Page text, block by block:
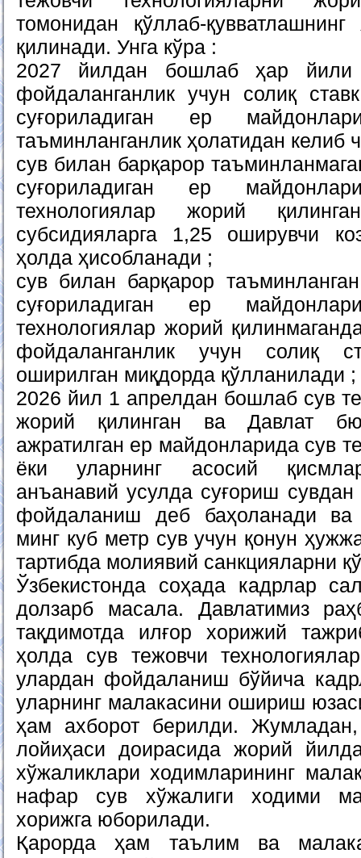
томонидан қўллаб-
қилинади. Унга кўра :
2027 йилдан бошлаб ҳар йили
фойдаланганлик учун солиқ
суғориладиган ер
таъминланганлик ҳолатидан келиб
сув билан барқарор
суғориладиган ер
технологиялар жорий
субсидияларга 1,25 оширувчи
ҳолда ҳисобланади ;
сув билан барқарор
суғориладиган ер
технологиялар жорий
фойдаланганлик учун солиқ
оширилган миқдорда қўлланилади ;
2026 йил 1 апрелдан бошлаб сув
жорий қилинган ва Давлат
ажратилган ер майдонларида сув
ёки уларнинг асосий
анъанавий усулда суғориш
фойдаланиш деб баҳоланади ва
минг куб метр сув учун қонун
тартибда молиявий санкцияларни
Ўзбекистонда соҳада кадрлар
долзарб масала. Давлатимиз
тақдимотда илғор хорижий
ҳолда сув тежовчи
улардан фойдаланиш бўйича
уларнинг малакасини ошириш
ҳам ахборот берилди. Жумладан,
лойиҳаси доирасида жорий
хўжаликлари ходимларининг
нафар сув хўжалиги ходими
хорижга юборилади.
Қарорда ҳам таълим ва